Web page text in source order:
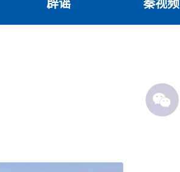
辟谣 秦视频